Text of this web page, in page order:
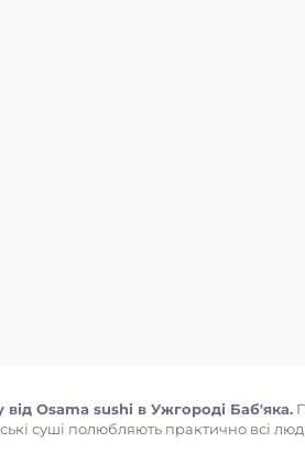
Osama sushi в Ужгороді Баб'яка.
суші полюбляють практично всі